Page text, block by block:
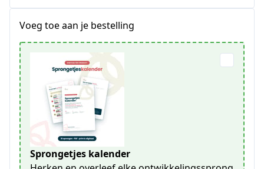
Voeg toe aan je bestelling
Sprongetjes kalender